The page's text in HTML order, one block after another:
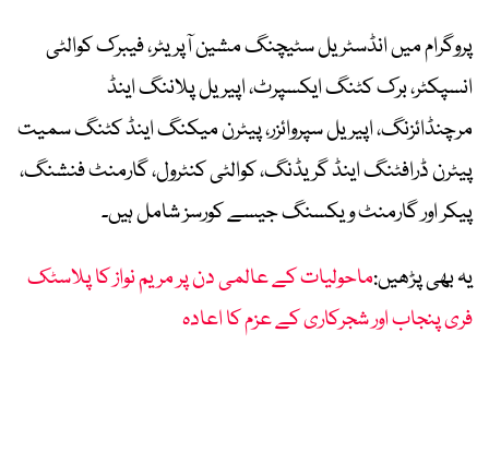
پروگرام میں انڈسٹریل سٹیچنگ مشین آپریٹر، فیبرک کوالٹی
انسپکٹر، برک کٹنگ ایکسپرٹ، اپیریل پلاننگ اینڈ
مرچنڈائزنگ، اپیریل سپروائزر، پیٹرن میکنگ اینڈ کٹنگ سمیت
پیٹرن ڈرافٹنگ اینڈ گریڈنگ، کوالٹی کنٹرول، گارمنٹ فنشنگ،
پیکر اور گارمنٹ ویکسنگ جیسے کورسز شامل ہیں۔
یہ بھی پڑھیں:ماحولیات کے عالمی دن پر مریم نواز کا پلاسٹک
فری پنجاب اور شجرکاری کے عزم کا اعادہ